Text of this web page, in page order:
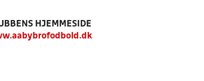
HJEMMESIDE